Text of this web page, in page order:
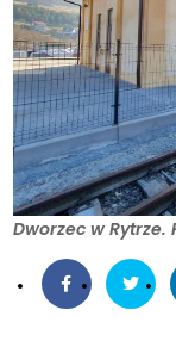
Dworzec w Rytrze.